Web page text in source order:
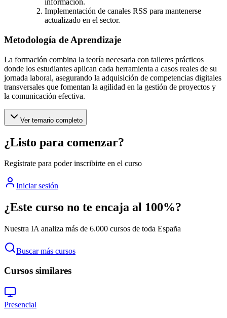
información.
Implementación de canales RSS para mantenerse
actualizado en el sector.
Metodología de Aprendizaje
La formación combina la teoría necesaria con talleres prácticos
donde los estudiantes aplican cada herramienta a casos reales de su
jornada laboral, asegurando la adquisición de competencias digitales
transversales que fomentan la agilidad en la gestión de proyectos y
la comunicación efectiva.
Ver temario completo
¿Listo para comenzar?
Regístrate para poder inscribirte en el curso
Iniciar sesión
¿Este curso no te encaja al 100%?
Nuestra IA analiza más de 6.000 cursos de toda España
Buscar más cursos
Cursos similares
Presencial